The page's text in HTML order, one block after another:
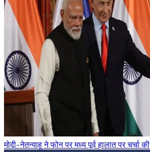
मोदी-नेतन्याहू ने फोन पर मध्य पूर्व हालात पर चर्चा की